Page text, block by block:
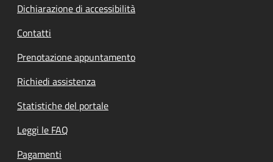
Dichiarazione di accessibilità
Contatti
Prenotazione appuntamento
Richiedi assistenza
Statistiche del portale
Leggi le FAQ
Pagamenti